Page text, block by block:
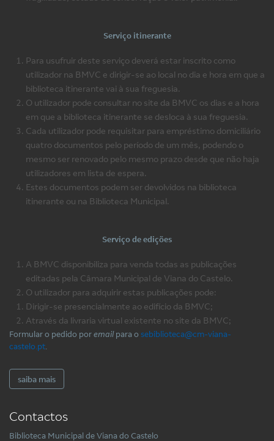
Serviço itinerante
Para usufruir deste serviço deverá estar inscrito como
utilizador na BMVC e dirigir-se ao local no dia e hora em que a
biblioteca itinerante vai à sua freguesia.
O utilizador pode consultar no site da BMVC os dias e a hora
em que a biblioteca itinerante se desloca à sua freguesia.
Cada utilizador pode requisitar para empréstimo domiciliário
quatro documentos pelo período de um mês, podendo o
mesmo ser renovado pelo mesmo prazo desde que não haja
utilizadores em lista de espera.
Estes documentos podem ser devolvidos na biblioteca
itinerante ou na Biblioteca Municipal.
Serviço de edições
A BMVC disponibiliza para venda todas as publicações
editadas pela Câmara Municipal de Viana do Castelo.
O utilizador para adquirir estas publicações pode:
Dirigir-se presencialmente ao edifício da BMVC;
Através da livraria virtual existente no site da BMVC;
Formular o pedido poremailpara o sebiblioteca@cm-viana-
castelo.pt
saiba mais
Contactos
Biblioteca Municipal de Viana do Castelo